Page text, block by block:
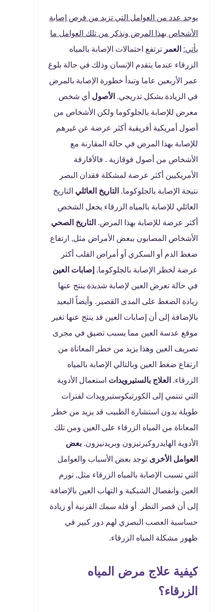
يوجد عدد من العوامل التي تزيد من فرص إصابة
الأشخاص بهذا المرض ونذكر من تلك العوامل ما
يأتي: العمر ترتفع احتمالات الإصابة بالمياه
الزرقاء عندما يتقدم الإنسان وذلك في حالة بلوغ
عمر الأربعين عاما وتبدأ خطورة الإصابة بالمرض
في الزيادة بشكل تدريجي. الأصول أي شخص
معرض للإصابة بالجلوكوما ولكن الأشخاص من
أصول أمريكية أفريقية أكثر عرضة عن غيرهم
للإصابة بهذا المرض في حالة المقارنة مع
الأشخاص من أصول قوقازية . فالأفارقة
الأمريكيين أكثر عرضة لمشكلة فقدان البصر
نتيجة الإصابة بالجلوكوما. التاريخ العائلي التاريخ
العائلي للإصابة بالمياه الزرقاء يجعل الشخص
أكثر عرضة للإصابة بهذا المرض. التاريخ الصحي
الأشخاص المصابون ببعض الأمراض مثل, ارتفاع
ضغط الدم أو السكري أو أمراض القلب أكثر
عرضة لخطر الإصابة بالجلوكوما. إصابات العين
في حالة تعرض العين لإصابة شديدة ينتج عنها
زيادة الضغط على المدى القصير. وأيضاً البعيد
بالإضافة إلى أن إصابات العين قد ينتج عنها تغير
موقع عدسة العين مما يسبب تضيق في مجرى
تصريف العين وهذا يزيد من خطر المعاناة من
ارتفاع ضغط العين وبالتالي الإصابة بالمياه
الزرقاء. العلاج بالستيرويدات استعمال الأدوية
التي تنتمي إلى الكورتيكوستيرويدات لفترات
طويلة بدون استشارة الطبيب قد يزيد من خطر
المعاناة من المياه الزرقاء على العين ومن تلك
الأدوية الهايدروكيرتيزون وبريدنيزون. بعض
العوامل الأخرى توجد بعض الأسباب والعوامل
التي تسبب الإصابة بالمياه الزرقاء مثل, تورم
العين وانفصال الشبكية و التهاب العين بالإضافة
إلى أن قصر النظر أو قلة سمك القرنية أو زيادة
حساسية العصب البصري لهم دور كبير في
ظهور مشكلة المياه الزرقاء.
كيفية علاج مرض المياه
الزرقاء؟